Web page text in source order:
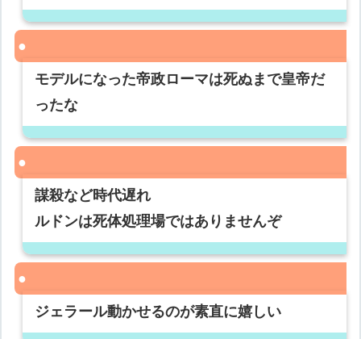
モデルになった帝政ローマは死ぬまで皇帝だ
ったな
謀殺など時代遅れ
ルドンは死体処理場ではありませんぞ
ジェラール動かせるのが素直に嬉しい